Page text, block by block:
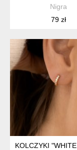
Nigra
79 zł
KOLCZYKI